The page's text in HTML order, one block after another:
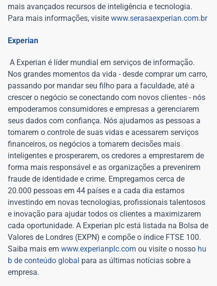
mais avançados recursos de inteligência e tecnologia.
Para mais informações, visite www.serasaexperian.com.br
Experian
A Experian é líder mundial em serviços de informação.
Nos grandes momentos da vida - desde comprar um carro,
passando por mandar seu filho para a faculdade, até a
crescer o negócio se conectando com novos clientes - nós
empoderamos consumidores e empresas a gerenciarem
seus dados com confiança. Nós ajudamos as pessoas a
tomarem o controle de suas vidas e acessarem serviços
financeiros, os negócios a tomarem decisões mais
inteligentes e prosperarem, os credores a emprestarem de
forma mais responsável e as organizações a prevenirem
fraude de identidade e crime. Empregamos cerca de
20.000 pessoas em 44 países e a cada dia estamos
investindo em novas tecnologias, profissionais talentosos
e inovação para ajudar todos os clientes a maximizarem
cada oportunidade. A Experian plc está listada na Bolsa de
Valores de Londres (EXPN) e compõe o índice FTSE 100.
Saiba mais em www.experianplc.com ou visite o nosso hu
b de conteúdo global para as últimas notícias sobre a
empresa.